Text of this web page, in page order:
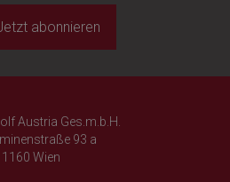
abonnieren
Austria Ges.m.b.H.
93 a
1160 Wien